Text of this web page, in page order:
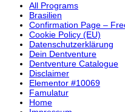
All Programs
Brasilien
Confirmation Page –
Cookie Policy (EU)
Datenschutzerklärung
Dein Dentventure
Dentventure Catalogue
Disclaimer
Elementor #10069
Famulatur
Home